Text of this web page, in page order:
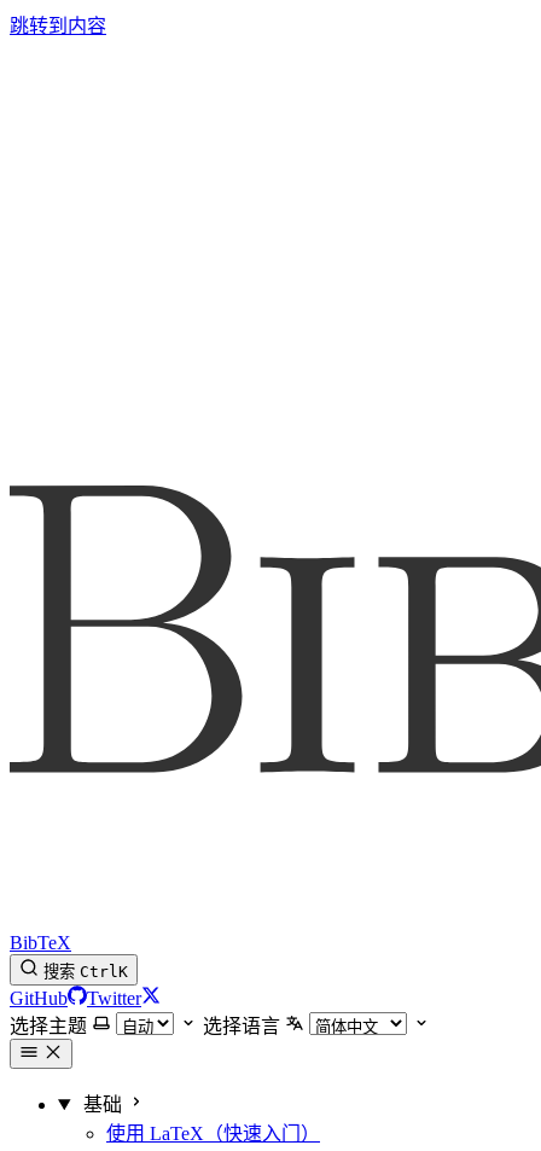
跳转到内容
BibTeX
搜索 CtrlK
GitHub
Twitter
选择主题
选择语言
基础
使用 LaTeX（快速入门）